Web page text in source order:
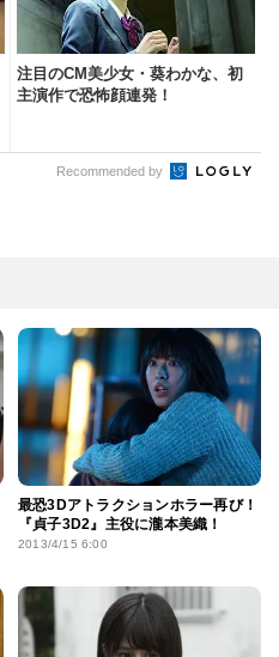
注目のCM美少女・葵わかな、初
主演作で恐怖顔連発！
Recommended by
最恐3Dアトラクションホラー再び！
『貞子3D2』主役に瀧本美織！
2013/4/15 6:00